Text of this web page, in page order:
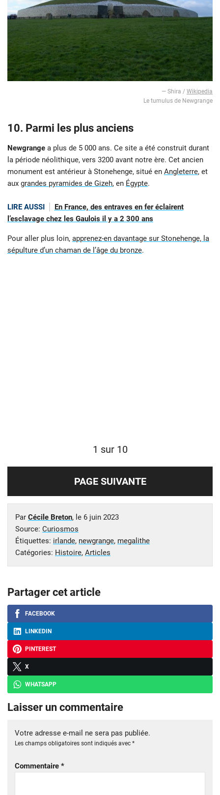
— Shira / Wikipedia
Le tumulus de Newgrange
10. Parmi les plus anciens
Newgrange a plus de 5 000 ans. Ce site a été construit durant
la période néolithique, vers 3200 avant notre ère. Cet ancien
monument est antérieur à Stonehenge, situé en Angleterre, et
aux grandes pyramides de Gizeh, en Égypte.
LIRE AUSSI
En France, des entraves en fer éclairent
l’esclavage chez les Gaulois il y a 2 300 ans
Pour aller plus loin, apprenez-en davantage sur Stonehenge, la
sépulture d’un chaman de l’âge du bronze.
1 sur 10
PAGE SUIVANTE
Par Cécile Breton, le 6 juin 2023
Source: Curiosmos
Étiquettes: irlande, newgrange, megalithe
Catégories: Histoire, Articles
Partager cet article
FACEBOOK
LINKEDIN
PINTEREST
X
WHATSAPP
Laisser un commentaire
Votre adresse e-mail ne sera pas publiée.
Les champs obligatoires sont indiqués avec *
Commentaire *